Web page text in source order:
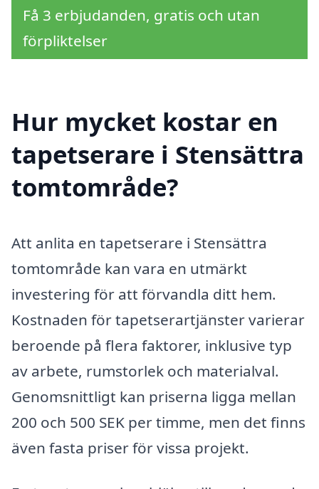
Få 3 erbjudanden, gratis och utan
förpliktelser
Hur mycket kostar en
tapetserare i Stensättra
tomtområde?
Att anlita en tapetserare i Stensättra
tomtområde kan vara en utmärkt
investering för att förvandla ditt hem.
Kostnaden för tapetserartjänster varierar
beroende på flera faktorer, inklusive typ
av arbete, rumstorlek och materialval.
Genomsnittligt kan priserna ligga mellan
200 och 500 SEK per timme, men det finns
även fasta priser för vissa projekt.